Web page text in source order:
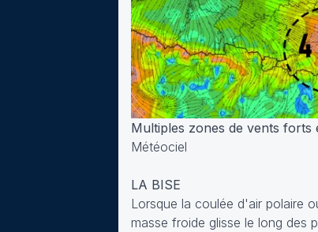
Multiples zones de vents forts
Météociel
LA BISE
Lorsque la coulée d'air polaire
masse froide glisse le long des